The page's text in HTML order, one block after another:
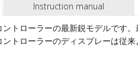
Instruction manual
トローラーの最新鋭モデルです
トローラーのディスプレーは従